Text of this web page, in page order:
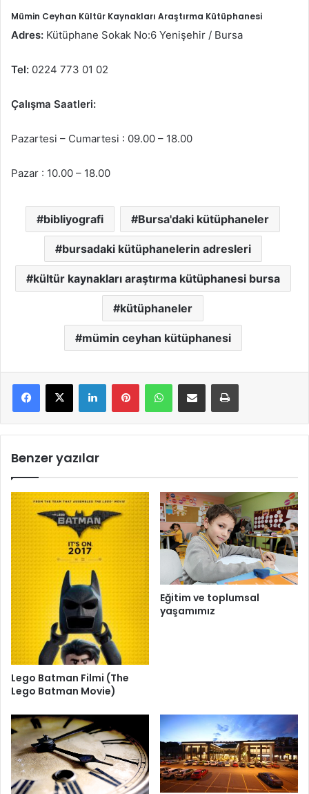
Mümin Ceyhan Kültür Kaynakları Araştırma Kütüphanesi
Adres: Kütüphane Sokak No:6 Yenişehir / Bursa
Tel: 0224 773 01 02
Çalışma Saatleri:
Pazartesi – Cumartesi : 09.00 – 18.00
Pazar : 10.00 – 18.00
bibliyografi Bursa'daki kütüphaneler
bursadaki kütüphanelerin adresleri
kültür kaynakları araştırma kütüphanesi bursa
kütüphaneler
mümin ceyhan kütüphanesi
Benzer yazılar
Lego Batman Filmi (The
Lego Batman Movie)
Eğitim ve toplumsal
yaşamımız